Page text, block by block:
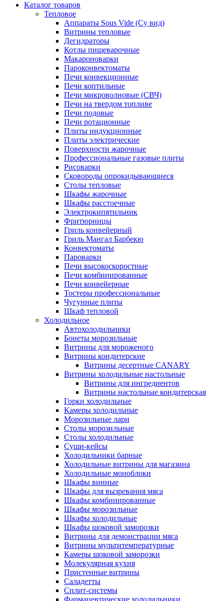
Каталог товаров
Тепловое
Аппараты Sous Vide (Су вид)
Витрины тепловые
Дегидраторы
Котлы пищеварочные
Макароноварки
Пароконвектоматы
Печи конвекционные
Печи коптильные
Печи микроволновые (СВЧ)
Печи на твердом топливе
Печи подовые
Печи ротационные
Плиты индукционные
Плиты электрические
Поверхности жарочные
Профессиональные газовые плиты
Рисоварки
Сковороды опрокидывающиеся
Столы тепловые
Шкафы жарочные
Шкафы расстоечные
Электрокипятильник
Фритюрницы
Гриль конвейерный
Гриль Мангал Барбекю
Конвектоматы
Пароварки
Печи высокоскоростные
Печи комбинированные
Печи конвейерные
Тостеры профессиональные
Чугунные плиты
Шкаф тепловой
Холодильное
Автохолодильники
Бонеты морозильные
Витрины для мороженого
Витрины кондитерские
Витрины десертные CANARY
Витрины холодильные настольные
Витрины для ингредиентов
Витрины настольные кондитерская
Горки холодильные
Камеры холодильные
Морозильные лари
Столы морозильные
Столы холодильные
Суши-кейсы
Холодильники барные
Холодильные витрины для магазина
Холодильные моноблоки
Шкафы винные
Шкафы для вызревания мяса
Шкафы комбинированные
Шкафы морозильные
Шкафы холодильные
Шкафы шоковой заморозки
Витрины для демонстрации мяса
Витрины мультитемпературные
Камеры шоковой заморозки
Молекулярная кухня
Пристенные витрины
Саладетты
Сплит-системы
Фармацевтические холодильники